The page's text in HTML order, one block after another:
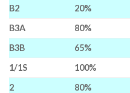
B2 20%
B3A
80%
B3B
65%
1/1S
100%
2
80%